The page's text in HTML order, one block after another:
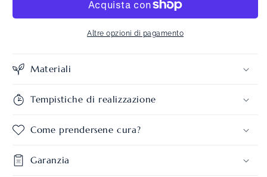
Pole
&amp;
Pole
Altre opzioni di pagamento
Materiali
Tempistiche di realizzazione
Come prendersene cura?
Garanzia